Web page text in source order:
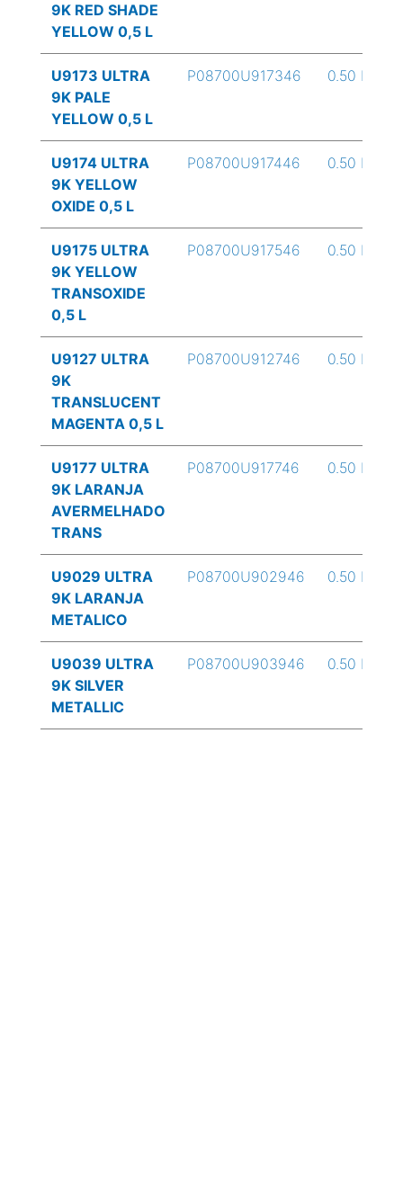
9K RED SHADE
YELLOW 0,5 L
U9173 ULTRA
9K PALE
YELLOW 0,5 L
P08700U917346 0.50 L
U9174 ULTRA
9K YELLOW
OXIDE 0,5 L
P08700U917446 0.50 L
U9175 ULTRA
9K YELLOW
TRANSOXIDE
0,5 L
P08700U917546 0.50 L
U9127 ULTRA
9K
TRANSLUCENT
MAGENTA 0,5 L
P08700U912746 0.50 L
U9177 ULTRA
9K LARANJA
AVERMELHADO
TRANS
P08700U917746 0.50 L
U9029 ULTRA
9K LARANJA
METALICO
P08700U902946 0.50 L
U9039 ULTRA
9K SILVER
METALLIC
P08700U903946 0.50 L